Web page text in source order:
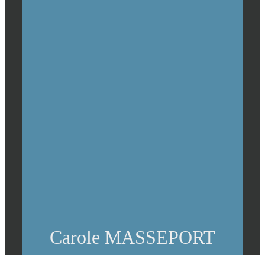
Carole MASSEPORT